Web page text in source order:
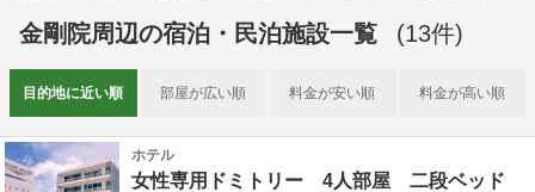
金剛院周辺の宿泊・民泊施設一覧 (13件)
目的地に近い順 部屋が広い順 料金が安い順 料金が高い順
ホテル
女性専用ドミトリー 4人部屋 二段ベッド